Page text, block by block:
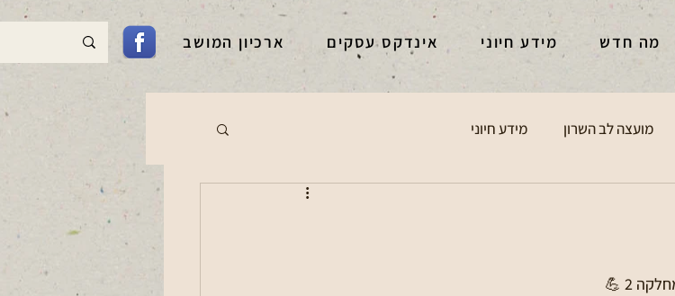
מה חדש מידע חיוני אינדקס עסקים ארכיון המושב
מועצה לב השרון מידע חיוני
2 💪